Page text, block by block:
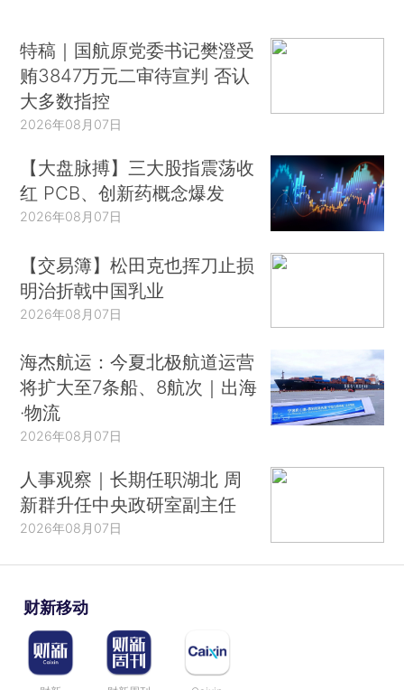
特稿｜国航原党委书记樊澄受
贿3847万元二审待宣判 否认
大多数指控
2026年08月07日
【大盘脉搏】三大股指震荡收
红 PCB、创新药概念爆发
2026年08月07日
【交易簿】松田克也挥刀止损
明治折戟中国乳业
2026年08月07日
海杰航运：今夏北极航道运营
将扩大至7条船、8航次｜出海
·物流
2026年08月07日
人事观察｜长期任职湖北 周
新群升任中央政研室副主任
2026年08月07日
财新移动